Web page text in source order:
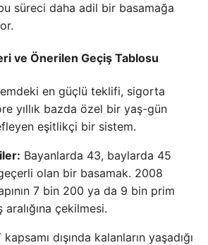
süreci daha adil bir basamağa
ve Önerilen Geçiş Tablosu
en güçlü teklifi, sigorta
yıllık bazda özel bir yaş-gün
eşitlikçi bir sistem.
Bayanlarda 43, baylarda 45
olan bir basamak. 2008
7 bin 200 ya da 9 bin prim
çekilmesi.
kapsamı dışında kalanların yaşadığı